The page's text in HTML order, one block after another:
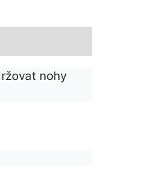
nohy